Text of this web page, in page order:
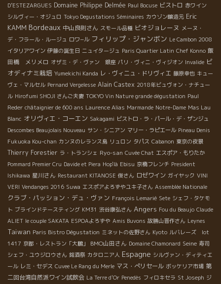
D’ESTEZARGUES Domaine Philippe Delmée Paul Bocuse ビストロ 赤ワイン
シルヴィー・オジュロ Tokyo Degustations Séminaires カウゾン醸造元 Eric
KAMM Bordeaux 中山良則さん スモール品種 ビオジョレーヌ メーヌ・
デ・フラール・ルージュ ロワ−ル フィリップ・ジャンボン Le Cambon 2008
イタリアワイン 伊藤の誕生日 ニュイタージュ Paris Quartier Latin Chef Konno 飯
田橋 メリメロ オザミ・デ・ヴァン 銀座 パリ・ヴィニ・ヴィジオン Invalide ビ
オディナミ栽培 Yumekichi Kanda レ・ヴィニュ・ドリヴィエ 藤原幸也 キュー
ヴェ・マルセル Pernand Vergelesse Alain Castex 2018年ビュヴォン・ナチュー
ル Hirofumi SHOJI さんご夫妻 TOKYO Vin Nature grande dégustation Paul
Reder châtaignier de 600 ans Laurence Alias Marmande Notre-Dame Mas Lau
Blanc オリヴィエ・コーエン Sakagami ビストロ・ラ・パール・デ・ザンジュ
Descombes Beaujolais Nouveau サン・シニアン マリー・ラピエール Pineau Denis
Fukuoka Kou-chan カンヌのレランス島 リュロン タパス Cabanon 東京の夜景
Thierry Forestier ラ・トランシェ Ryo-san Cuvée Chat エスポア・もりたか
Pommard Premier Cru Davide et Piera Hop'là Ebisu 京橋フレンチ President
Ishikawa 星川さん Restaurant KITANOSE 俊さん ロゼワイン ガイヤック VINI
VERI Vendanges 2016 Suwa エスポアよろずやユキ子さん Assemblée Nationale
クラブ・パッション・デュ・ヴァン François Lemarié Sete シェフ・タケモ
ト ブラインドテースティング KM31 渋谷康弘さん Angers Fou du Beaujo Claude
ALIET le couple SAKATA ESPOAよろずや Amis Buvons 故勝山晋作さん Leynes
Taiwan Paris Bistro Dégustation ミネットの佐野さん Kyoto ルバレーズ lot
1417 京都・レストラン「大鵬」 BMO山田さん Domaine Chamonard Seine 寿司
シェフ・ユウジロウさん 銘酒祭 カタロニア人 Espagne シルヴァン・ディティエ
ール レミ・セデス Cuvee Le Rang du Merle マス・ぺリセール ボッケリア市場 第
二回台湾自然派ワイン試飲会 La Terre d'Or Penedès フィロキセラ St Joseph ジ